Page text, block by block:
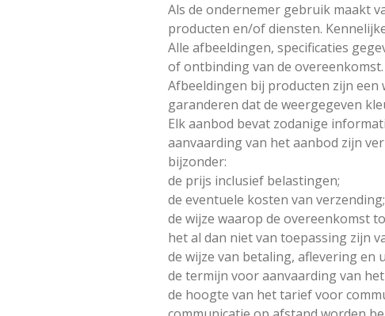
Als de ondernemer gebruik maakt
producten en/of diensten.
Alle afbeeldingen, specificaties
of ontbinding van de overeenkomst.
Afbeeldingen bij producten zijn
garanderen dat de weergegeven
Elk aanbod bevat zodanige
aanvaarding van het aanbod zijn
bijzonder:
de prijs inclusief belastingen;
de eventuele kosten van verzending;
de wijze waarop de overeenkomst
het al dan niet van toepassing zijn
de wijze van betaling, aflevering en
de termijn voor aanvaarding van
de hoogte van het tarief voor